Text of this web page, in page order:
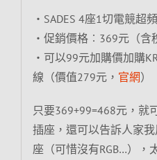
‧SADES 4座1切電競超
‧促銷價格︰369元（含
‧可以99元加購價加購
線（價值279元， 官網）
只要369+99=468元，就
插座，還可以告訴人家
座（可惜沒有RGB…），